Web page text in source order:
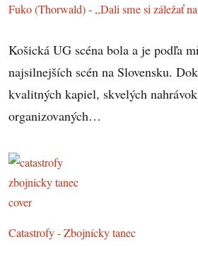
Fuko (Thorwald) - ,,Dali sme si záležať
Košická UG scéna bola a je podľa
najsilnejších scén na Slovensku.
kvalitných kapiel, skvelých
organizovaných…
Catastrofy - Zbojnícky tanec